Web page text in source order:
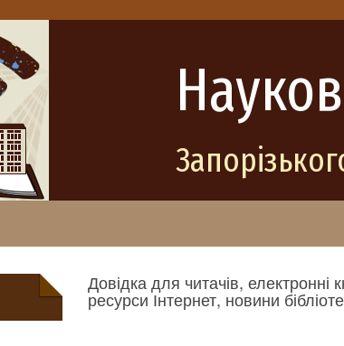
Довідка для читачів, електронні
ресурси Інтернет, новини